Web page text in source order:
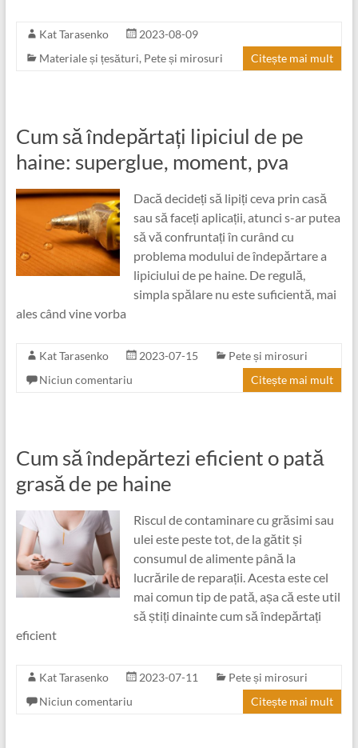
Kat Tarasenko
2023-08-09
Materiale și țesături, Pete și mirosuri Citește mai mult
Cum să îndepărtați lipiciul de pe
haine: superglue, moment, pva
Dacă decideți să lipiți ceva prin casă
sau să faceți aplicații, atunci s-ar putea
să vă confruntați în curând cu
problema modului de îndepărtare a
lipiciului de pe haine. De regulă,
simpla spălare nu este suficientă, mai
ales când vine vorba
Kat Tarasenko 2023-07-15
Pete și mirosuri
Niciun comentariu
Citește mai mult
Cum să îndepărtezi eficient o pată
grasă de pe haine
Riscul de contaminare cu grăsimi sau
ulei este peste tot, de la gătit și
consumul de alimente până la
lucrările de reparații. Acesta este cel
mai comun tip de pată, așa că este util
să știți dinainte cum să îndepărtați
eficient
Kat Tarasenko 2023-07-11
Pete și mirosuri
Niciun comentariu
Citește mai mult